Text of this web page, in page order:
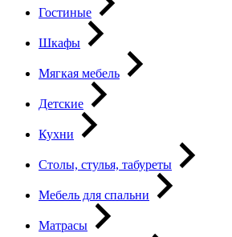
Гостиные
Шкафы
Мягкая мебель
Детские
Кухни
Столы, стулья, табуреты
Мебель для спальни
Матрасы